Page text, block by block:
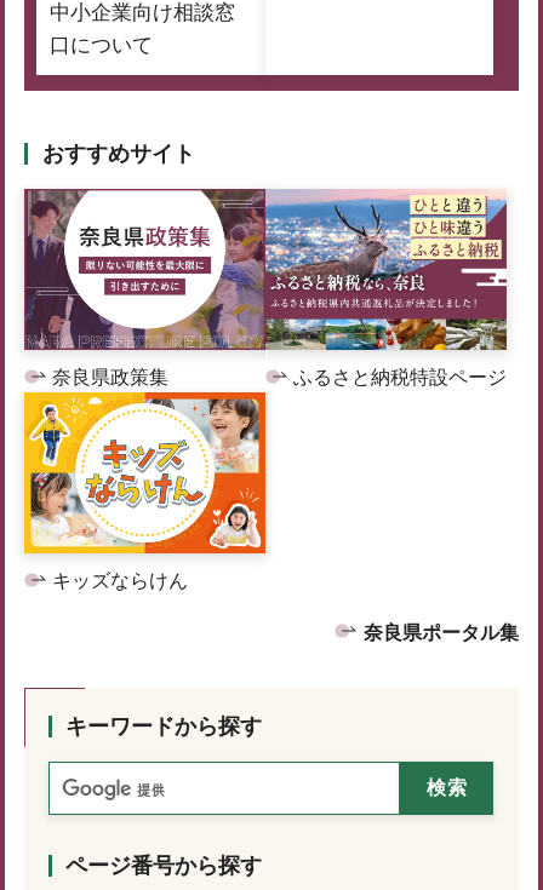
中小企業向け相談窓
口について
おすすめサイト
奈良県政策集 ふるさと納税特設ページ
キッズならけん
奈良県ポータル集
キーワードから探す
ページ番号から探す